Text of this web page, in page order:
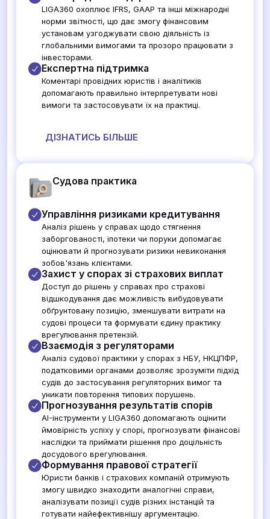
LIGA360 охоплює IFRS, GAAP та інші міжнародні
норми звітності, що дає змогу фінансовим
установам узгоджувати свою діяльність із
глобальними вимогами та прозоро працювати з
інвесторами.
Експертна підтримка
Коментарі провідних юристів і аналітиків
допомагають правильно інтерпретувати нові
вимоги та застосовувати їх на практиці.
ДІЗНАТИСЬ БІЛЬШЕ
Судова практика
Управління ризиками кредитування
Аналіз рішень у справах щодо стягнення
заборгованості, іпотеки чи поруки допомагає
оцінювати й прогнозувати ризики невиконання
зобов'язань клієнтами.
Захист у спорах зі страхових виплат
Доступ до рішень у справах про страхові
відшкодування дає можливість вибудовувати
обґрунтовану позицію, зменшувати витрати на
судові процеси та формувати єдину практику
врегулювання претензій.
Взаємодія з регуляторами
Аналіз судової практики у спорах з НБУ, НКЦПФР,
податковими органами дозволяє зрозуміти підхід
судів до застосування регуляторних вимог та
уникати повторення типових порушень.
Прогнозування результатів спорів
AI-інструменти у LIGA360 допомагають оцінити
ймовірність успіху у спорі, прогнозувати фінансові
наслідки та приймати рішення про доцільність
досудового врегулювання.
Формування правової стратегії
Юристи банків і страхових компаній отримують
змогу швидко знаходити аналогічні справи,
аналізувати позиції судів різних інстанцій та
готувати найефективнішу аргументацію.